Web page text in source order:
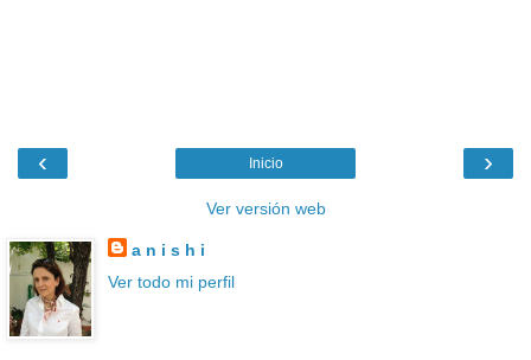
‹ ›
Inicio
Ver versión web
a n i s h i
Ver todo mi perfil